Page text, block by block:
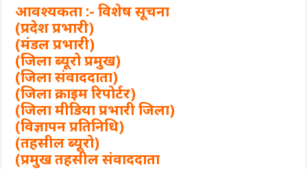
आवश्यकता :- विशेष सूचना
(प्रदेश प्रभारी)
(मंडल प्रभारी)
(जिला ब्यूरो प्रमुख)
(जिला संवाददाता)
(जिला क्राइम रिपोर्टर)
(जिला मीडिया प्रभारी जिला)
(विज्ञापन प्रतिनिधि)
(तहसील ब्यूरो)
(प्रमुख तहसील संवाददाता